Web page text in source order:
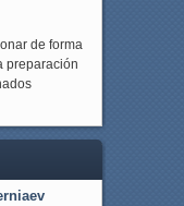
de forma
preparación